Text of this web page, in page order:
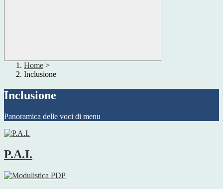
Home >
Inclusione
Inclusione
Panoramica delle voci di menu
P.A.I.